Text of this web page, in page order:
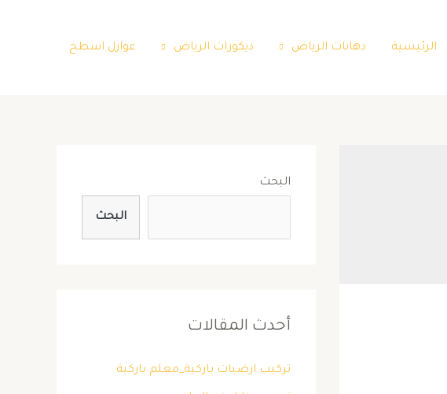
الرئيسية دهانات الرياض ديكورات الرياض عوازل اسطح
البحث
البحث
أحدث المقالات
تركيب ارضيات باركية_معلم باركية